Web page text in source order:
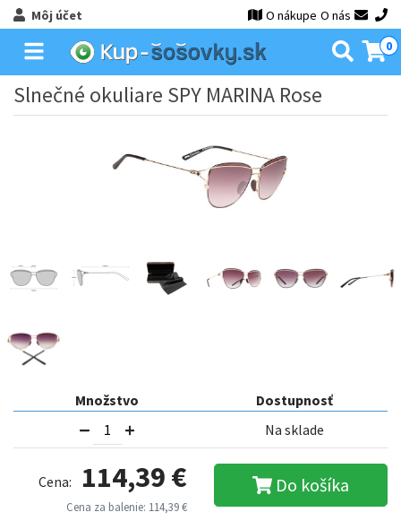
Môj účet O nákupe O nás
0
Slnečné okuliare SPY MARINA Rose
Množstvo
Dostupnosť
Na sklade
Cena: 114,39 €
Cena za balenie: 114,39 €
Do košíka